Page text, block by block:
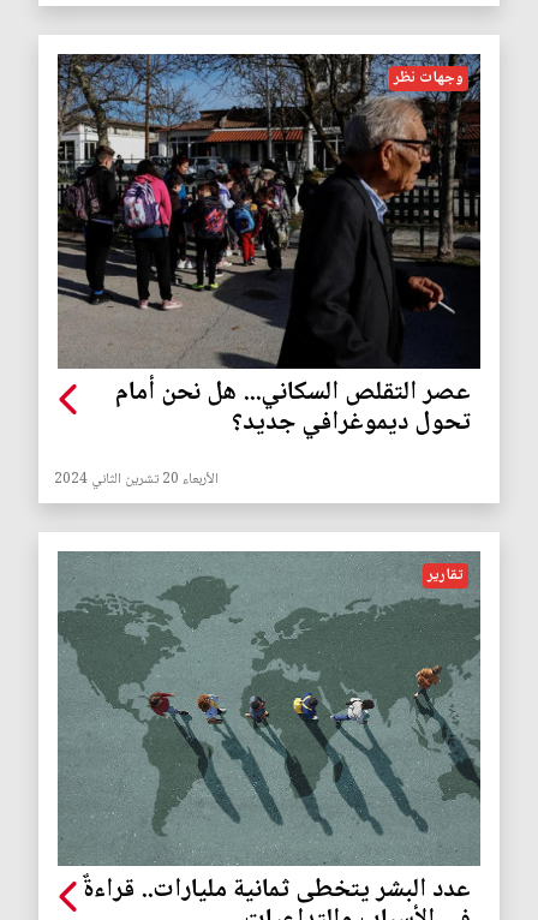
وجهات نظر
عصر التقلص السكاني... هل نحن أمام
تحول ديموغرافي جديد؟
الأربعاء 20 تشرين الثاني 2024
تقارير
عدد البشر يتخطى ثمانية مليارات.. قراءةٌ